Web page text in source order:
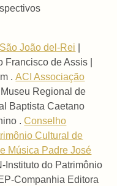
João del-Rei
de Assis |
.ACI Associação
Museu Regional de
Baptista Caetano
.Conselho
Cultural de
Música Padre José
Instituto do Patrimônio
Companhia Editora